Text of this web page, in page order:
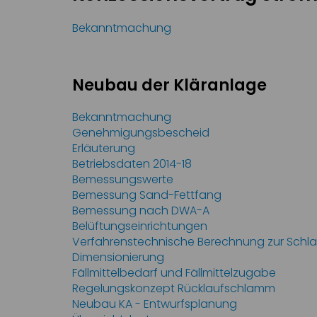
Bekanntmachung
Neubau der Kläranlage
Bekanntmachung
Genehmigungsbescheid
Erläuterung
Betriebsdaten 2014-18
Bemessungswerte
Bemessung Sand-Fettfang
Bemessung nach DWA-A
Belüftungseinrichtungen
Verfahrenstechnische Berechnung zur
Dimensionierung
Fällmittelbedarf und Fällmittelzugabe
Regelungskonzept Rücklaufschlamm
Neubau KA - Entwurfsplanung